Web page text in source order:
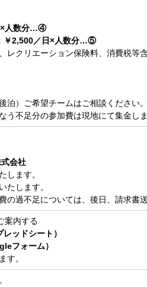
×人数分…④
￥2,500／日×人数分…⑤
レクリエーション保険料、消費税等
）ご希望チームはご相談ください。
不足分の参加費は現地にて集金しま
会社
します。
たします。
過不足については、後日、請求書
案内する
ッドシート）
フォーム）
す。